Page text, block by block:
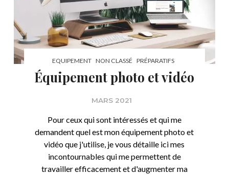
EQUIPEMENT NON CLASSÉ PRÉPARATIFS
Équipement photo et vidéo
MARS 2021
Pour ceux qui sont intéressés et qui me
demandent quel est mon équipement photo et
vidéo que j'utilise, je vous détaille ici mes
incontournables qui me permettent de
travailler efficacement et d'augmenter ma